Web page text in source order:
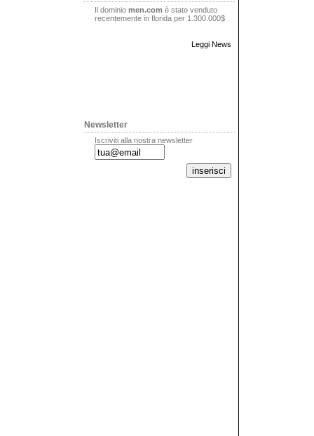
Il dominio men.com è stato venduto
recentemente in florida per 1.300.000$
Leggi News
Newsletter
Iscriviti alla nostra newsletter